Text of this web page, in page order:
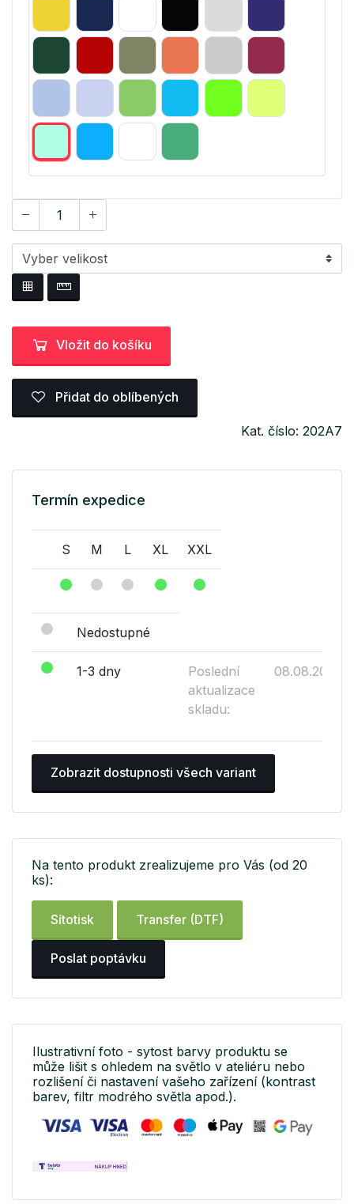
Vložit do košíku
Přidat do oblíbených
Kat. číslo: 202A7
Termín expedice
S M L XL XXL
Nedostupné
1-3 dny
Poslední
aktualizace
skladu:
08.08.2026
Zobrazit dostupnosti všech variant
Na tento produkt zrealizujeme pro Vás (od 20
ks):
Sítotisk Transfer (DTF)
Poslat poptávku
Ilustrativní foto - sytost barvy produktu se
může lišit s ohledem na světlo v ateliéru nebo
rozlišení či nastavení vašeho zařízení (kontrast
barev, filtr modrého světla apod.).